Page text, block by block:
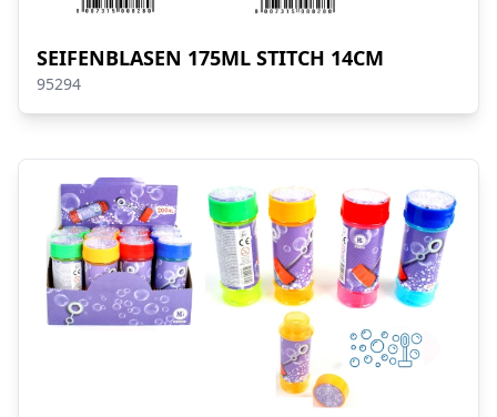
SEIFENBLASEN 175ML STITCH 14CM
95294